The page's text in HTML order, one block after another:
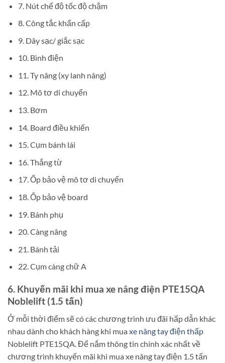
7. Nút chế độ tốc độ chậm
8. Công tắc khẩn cấp
9. Dây sạc/ giắc sạc
10. Bình điện
11. Ty nâng (xy lanh nâng)
12. Mô tơ di chuyển
13. Bơm
14. Board điều khiển
15. Cụm bánh lái
16. Thắng từ
17. Ốp bảo vệ mô tơ di chuyển
18. Ốp bảo vệ board
19. Bánh phụ
20. Càng nâng
21. Bánh tải
22. Cụm càng chữ A
6. Khuyến mãi khi mua xe nâng điện PTE15QA
Noblelift (1.5 tấn)
Ở mỗi thời điểm sẽ có các chương trình ưu đãi hấp dẫn khác
nhau dành cho khách hàng khi mua xe nâng tay điện thấp
Noblelift PTE15QA. Để nắm thông tin chính xác nhất về
chương trình khuyến mãi khi mua xe nâng tay điện 1.5 tấn